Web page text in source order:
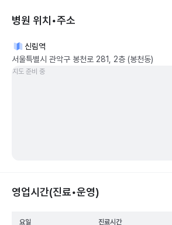
병원 위치•주소
신림역
서울특별시 관악구 봉천로 281, 2층 (봉천동)
지도 준비 중
영업시간(진료•운영)
요일 진료시간